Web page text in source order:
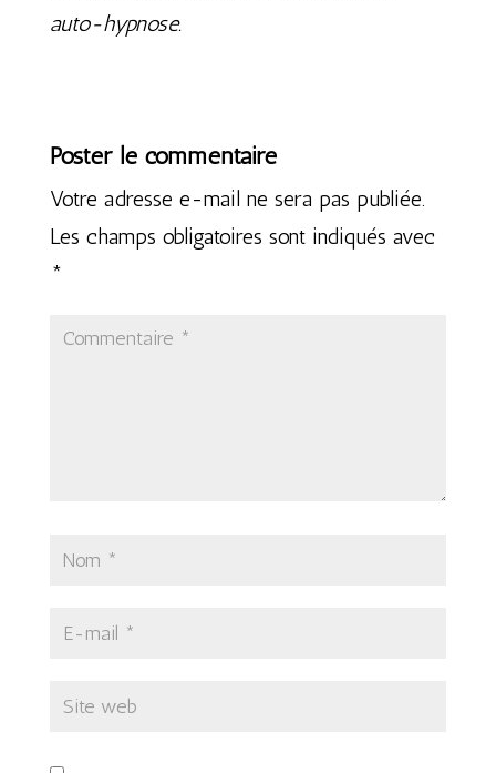
auto-hypnose.
Poster le commentaire
Votre adresse e-mail ne sera pas publiée.
Les champs obligatoires sont indiqués avec
*